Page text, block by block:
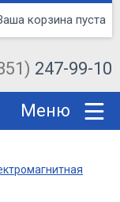
247-99-10
корзина пуста
Меню